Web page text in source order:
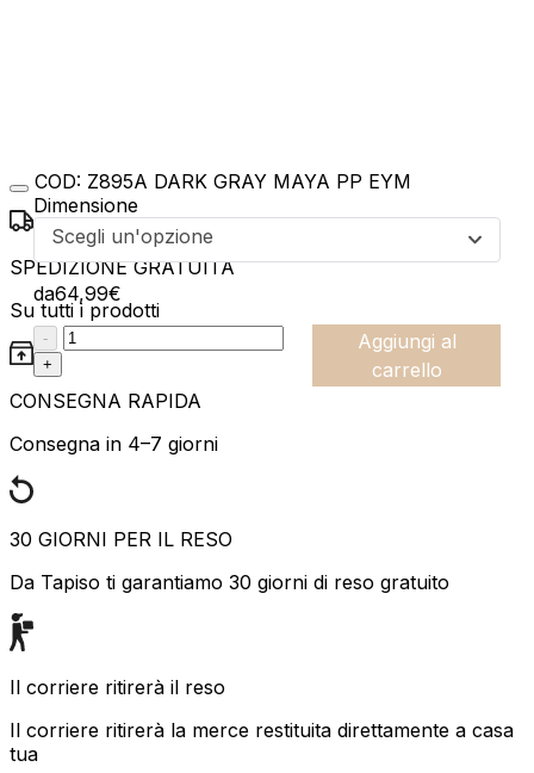
Dimensione
Scegli un'opzione
da64,99€
:product_name quantity
-
+
Aggiungi al
carrello
COD: Z895A DARK GRAY MAYA PP EYM
SPEDIZIONE GRATUITA
Su tutti i prodotti
CONSEGNA RAPIDA
Consegna in 4–7 giorni
30 GIORNI PER IL RESO
Da Tapiso ti garantiamo 30 giorni di reso gratuito
Il corriere ritirerà il reso
Il corriere ritirerà la merce restituita direttamente a casa
tua